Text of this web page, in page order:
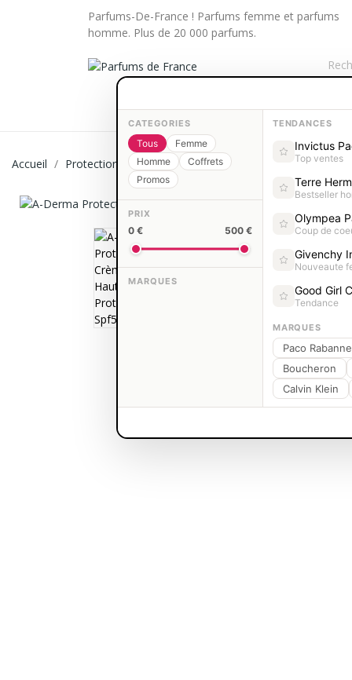
Parfums-De-France ! Parfums femme et parfums
homme. Plus de 20 000 parfums.
Accueil Protection Solaire Visage A-Derma Protect
CATEGORIES
Tous
Femme
Homme
Coffrets
Promos
PRIX
0 € 500 €
MARQUES
TENDANCES
Invictus
Top ventes
Terre
Bestseller
Olympea
Coup de
Givenchy
Nouveaute
Good Girl
Tendance
MARQUES
Paco Rabanne
Boucheron
Calvin Klein